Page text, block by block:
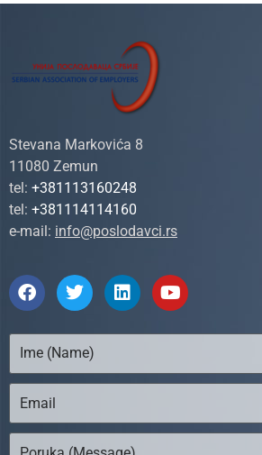
Stevana Markovića 8
11080 Zemun
tel: +381113160248
tel: +381114114160
e-mail: info@poslodavci.rs